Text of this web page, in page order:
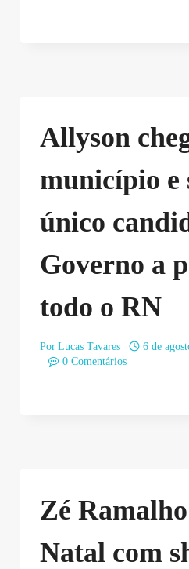
Allyson
município e
único
Governo a
todo o RN
Por Lucas Tavares
6 de
0 Comentários
Zé
Natal com